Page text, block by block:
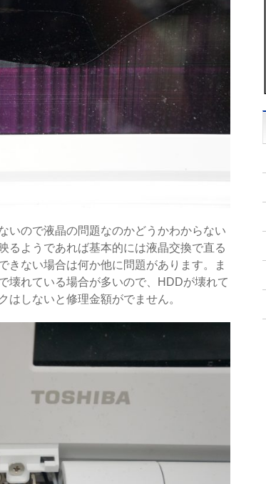
いので液晶の問題なのかどうかわからない
るようであれば基本的には液晶交換で直る
きない場合は何か他に問題があります。ま
壊れている場合が多いので、HDDが壊れて
はしないと修理金額がでません。